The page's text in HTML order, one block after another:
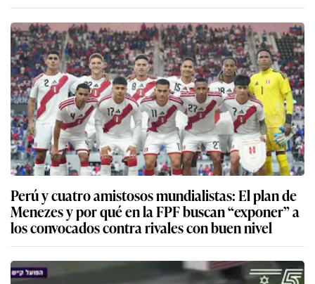
Perú y cuatro amistosos mundialistas: El plan de
Menezes y por qué en la FPF buscan “exponer” a
los convocados contra rivales con buen nivel